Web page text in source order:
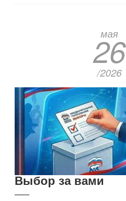
мая
26
/2026
Выбор за вами